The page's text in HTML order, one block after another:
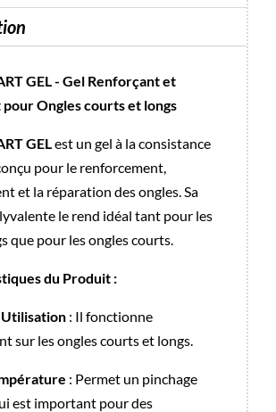
GEL - Gel Renforçant et
Ongles courts et longs
GEL est un gel à la consistance
pour le renforcement,
et la réparation des ongles. Sa
le rend idéal tant pour les
que pour les ongles courts.
du Produit :
: Il fonctionne
sur les ongles courts et longs.
: Permet un pinchage
est important pour des